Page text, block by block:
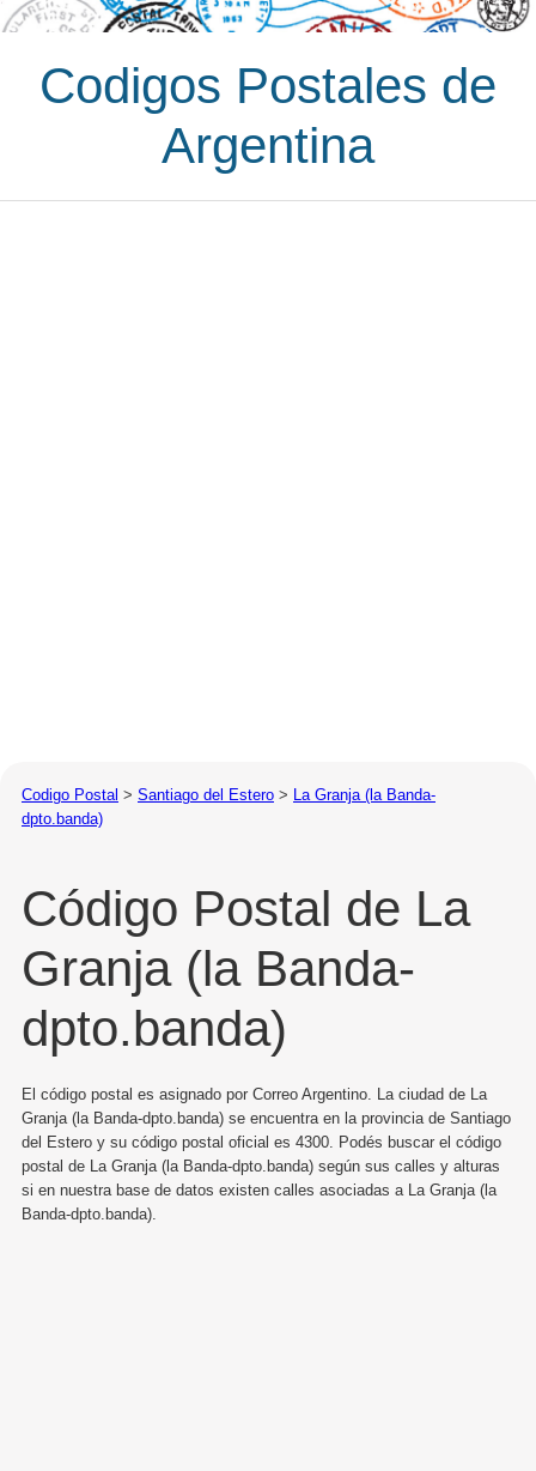
Codigos Postales de
Argentina
Codigo Postal > Santiago del Estero > La Granja (la Banda-
dpto.banda)
Código Postal de La
Granja (la Banda-
dpto.banda)
El código postal es asignado por Correo Argentino. La ciudad de La
Granja (la Banda-dpto.banda) se encuentra en la provincia de Santiago
del Estero y su código postal oficial es 4300. Podés buscar el código
postal de La Granja (la Banda-dpto.banda) según sus calles y alturas
si en nuestra base de datos existen calles asociadas a La Granja (la
Banda-dpto.banda).